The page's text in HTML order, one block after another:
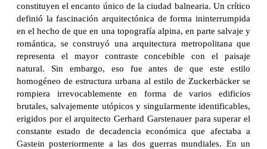
constituyen el encanto único de la ciudad balnearia. Un crítico
definió la fascinación arquitectónica de forma ininterrumpida
en el hecho de que en una topografía alpina, en parte salvaje y
romántica, se construyó una arquitectura metropolitana que
representa el mayor contraste concebible con el paisaje
natural. Sin embargo, eso fue antes de que este estilo
homogéneo de estructura urbana al estilo de Zuckerbäcker se
rompiera irrevocablemente en forma de varios edificios
brutales, salvajemente utópicos y singularmente identificables,
erigidos por el arquitecto Gerhard Garstenauer para superar el
constante estado de decadencia económica que afectaba a
Gastein posteriormente a las dos guerras mundiales. En un